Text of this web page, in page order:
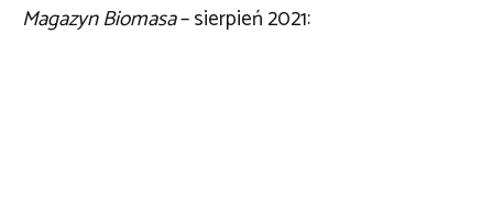
Magazyn Biomasa– sierpień 2021: